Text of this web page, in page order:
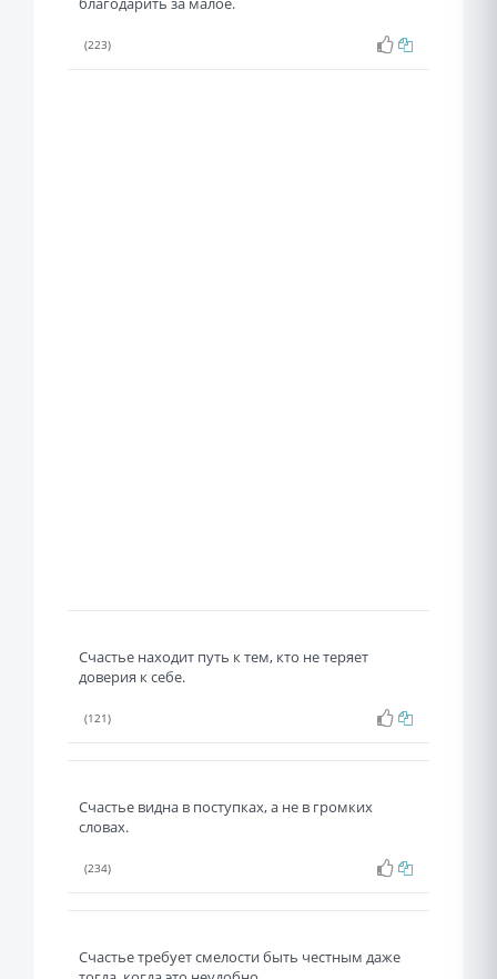
(223)
Счастье находит путь к тем, кто не теряет
доверия к себе.
(121)
Счастье видна в поступках, а не в громких
словах.
(234)
Счастье требует смелости быть честным даже